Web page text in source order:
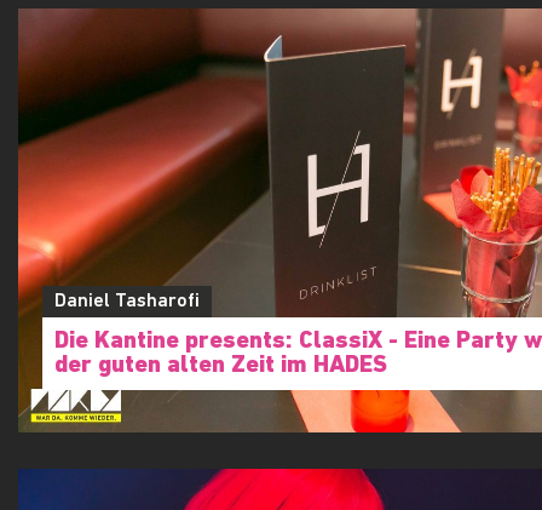
Daniel Tasharofi
Die Kantine presents: ClassiX - Eine Party
der guten alten Zeit im HADES